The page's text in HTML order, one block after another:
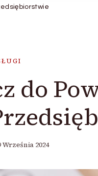
do
Września 2024